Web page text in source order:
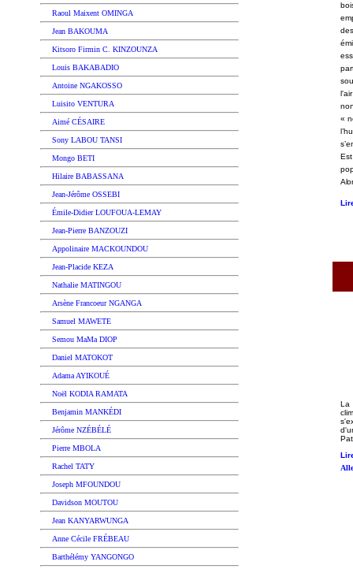
Raoul Maixent OMINGA
Jean BAKOUMA
Kitsoro Firmin C. KINZOUNZA
Louis BAKABADIO
Antoine NGAKOSSO
Luisito VENTURA
Aimé CÉSAIRE
Sony LABOU TANSI
Mongo BETI
Hilaire BABASSANA
Jean-Jérôme OSSEBI
Émile-Didier LOUFOUA-LEMAY
Jean-Pierre BANZOUZI
Appolinaire MACKOUNDOU
Jean-Placide KEZA
Nathalie MATINGOU
Arsène Francoeur NGANGA
Samuel MAWETE
Semou MaMa DIOP
Daniel MATOKOT
Adama AYIKOUÉ
Noël KODIA RAMATA
Benjamin MANKÉDI
Jérôme NZÉBÉLÉ
Pierre MBOLA
Rachel TATY
Joseph MFOUNDOU
Davidson MOUTOU
Jean KANYARWUNGA
Anne Cécile FRÉBEAU
Barthélémy YANGONGO
«
La